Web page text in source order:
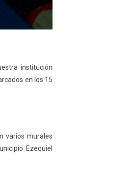
institución
en los 15
varios murales
Ezequiel